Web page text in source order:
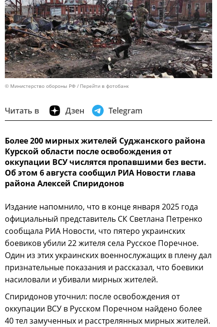
© Министерство обороны РФ Перейти в фотобанк
Читать в Дзен Telegram
Более 200 мирных жителей Суджанского района
Курской области после освобождения от
оккупации ВСУ числятся пропавшими без вести.
Об этом 6 августа сообщил РИА Новости глава
района Алексей Спиридонов
Издание напомнило, что в конце января 2025 года
официальный представитель СК Светлана Петренко
сообщала РИА Новости, что пятеро украинских
боевиков убили 22 жителя села Русское Поречное.
Один из этих украинских военнослужащих в плену дал
признательные показания и рассказал, что боевики
насиловали и убивали мирных жителей.
Спиридонов уточнил: после освобождения от
оккупации ВСУ в Русском Поречном найдено более
40 тел замученных и расстрелянных мирных жителей.